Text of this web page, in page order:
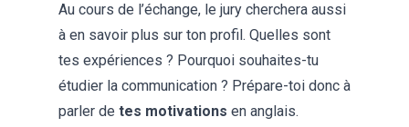
Au cours de l’échange, le jury cherchera aussi
à en savoir plus sur ton profil. Quelles sont
tes expériences ? Pourquoi souhaites-tu
étudier la communication ? Prépare-toi donc à
parler de tes motivations en anglais.